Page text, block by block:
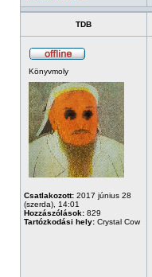
TDB
Könyvmoly
Csatlakozott: 2017 június 28
(szerda), 14:01
Hozzászólások: 829
Tartózkodási hely: Crystal Cow